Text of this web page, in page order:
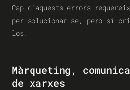
Cap d'aquests errors
per solucionar-se, però sí
los.
Màrqueting,
de xarxes